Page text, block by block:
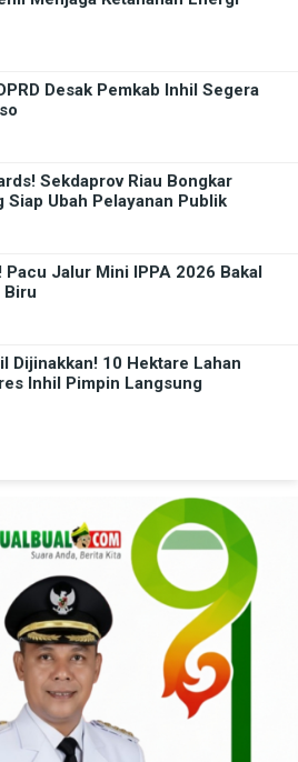
Desak Pemkab Inhil Segera
Sekdaprov Riau Bongkar
Ubah Pelayanan Publik
Jalur Mini IPPA 2026 Bakal
Biru
Dijinakkan! 10 Hektare Lahan
Inhil Pimpin Langsung